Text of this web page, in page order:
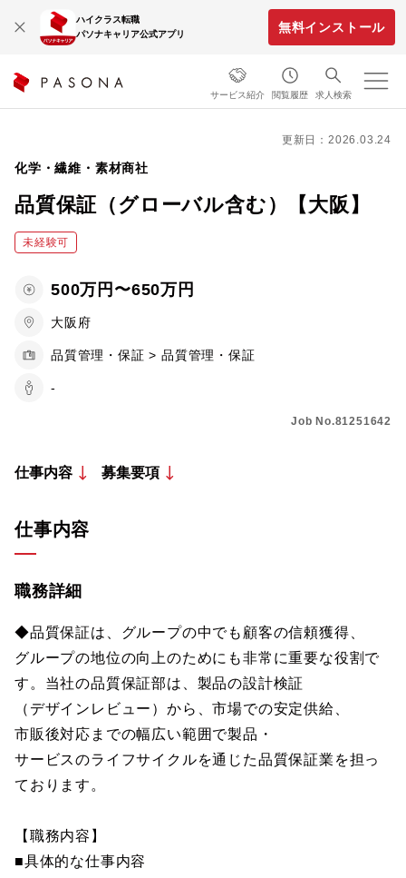
ハイクラス転職
パソナキャリア公式アプリ
無料インストール
サービス紹介 閲覧履歴 求人検索
更新日：2026.03.24
化学・繊維・素材商社
品質保証（グローバル含む）【大阪】
未経験可
500万円〜650万円
大阪府
品質管理・保証 > 品質管理・保証
-
Job No.81251642
仕事内容 募集要項
仕事内容
職務詳細
◆品質保証は、グループの中でも顧客の信頼獲得、
グループの地位の向上のためにも非常に重要な役割で
す。当社の品質保証部は、製品の設計検証
（デザインレビュー）から、市場での安定供給、
市販後対応までの幅広い範囲で製品・
サービスのライフサイクルを通じた品質保証業を担っ
ております。
【職務内容】
■具体的な仕事内容